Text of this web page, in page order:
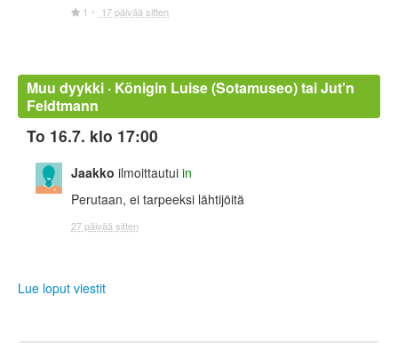
1 17 päivää sitten
Muu dyykki · Königin Luise (Sotamuseo) tai Jut'n
Feldtmann
To 16.7. klo 17:00
Jaakko ilmoittautui in
Perutaan, ei tarpeeksi lähtijöitä
27 päivää sitten
Lue loput viestit